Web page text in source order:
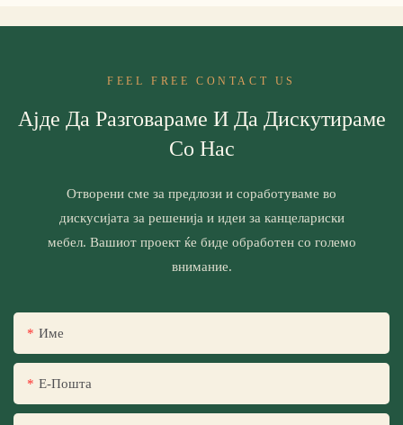
FEEL FREE CONTACT US
Ајде Да Разговараме И Да Дискутираме
Со Нас
Отворени сме за предлози и соработуваме во
дискусијата за решенија и идеи за канцелариски
мебел. Вашиот проект ќе биде обработен со големо
внимание.
Име
Е-Пошта